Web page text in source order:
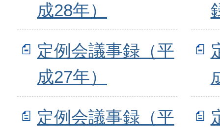
成28年）
定例会議事録（平
成27年）
定例会議事録（平